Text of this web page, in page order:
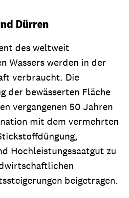
Dürren
des weltweit
Wassers werden in der
verbraucht. Die
der bewässerten Fläche
vergangenen 50 Jahren
mit dem vermehrten
Hochleistungssaatgut zu
beigetragen.